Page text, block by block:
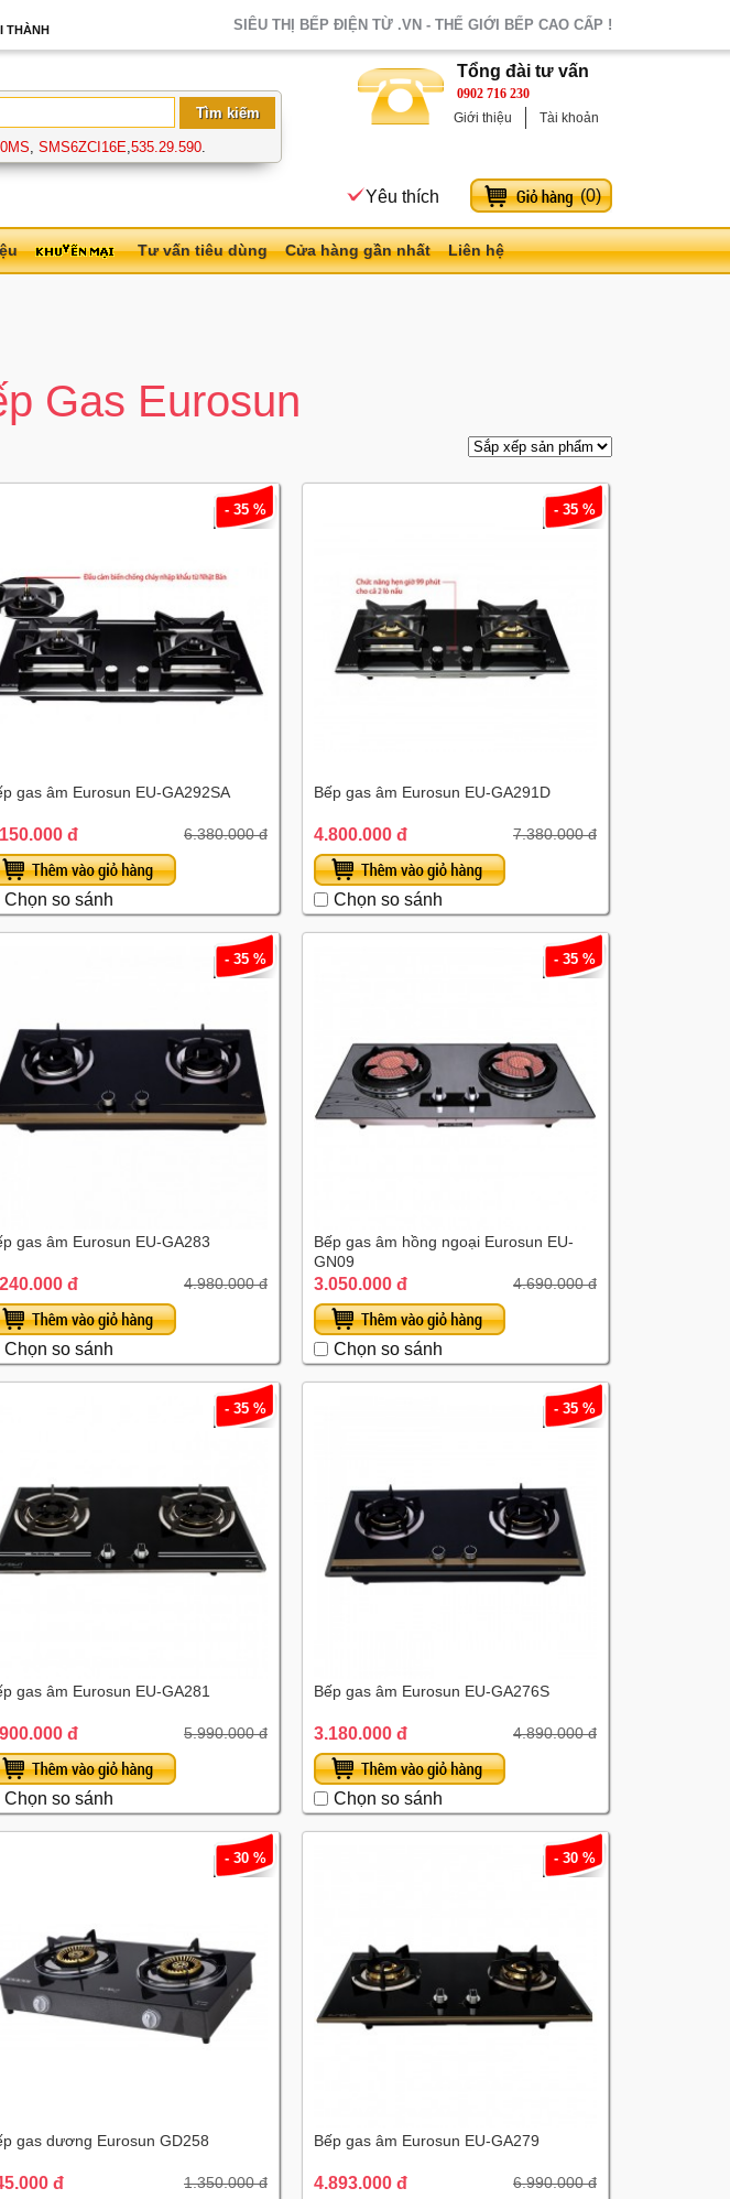
THÀNH
SIÊU THỊ BẾP ĐIỆN TỪ .VN - THẾ GIỚI BẾP CAO CẤP !
, SMS6ZCI16E,535.29.590.
Tổng đài tư vấn
0902 716 230
Giới thiệu
Tài khoản
Yêu thích (0)
Tư vấn tiêu dùng Cửa hàng gần nhất Liên hệ
Gas Eurosun
- 35 %
gas âm Eurosun EU-GA292SA
đ 6.380.000 đ
Chọn so sánh
- 35 %
Bếp gas âm Eurosun EU-GA291D
4.800.000 đ 7.380.000 đ
Chọn so sánh
- 35 %
gas âm Eurosun EU-GA283
đ 4.980.000 đ
Chọn so sánh
- 35 %
Bếp gas âm hồng ngoại Eurosun EU-
GN09
3.050.000 đ 4.690.000 đ
Chọn so sánh
- 35 %
gas âm Eurosun EU-GA281
đ 5.990.000 đ
Chọn so sánh
- 35 %
Bếp gas âm Eurosun EU-GA276S
3.180.000 đ 4.890.000 đ
Chọn so sánh
- 30 %
gas dương Eurosun GD258
đ 1.350.000 đ
- 30 %
Bếp gas âm Eurosun EU-GA279
4.893.000 đ 6.990.000 đ